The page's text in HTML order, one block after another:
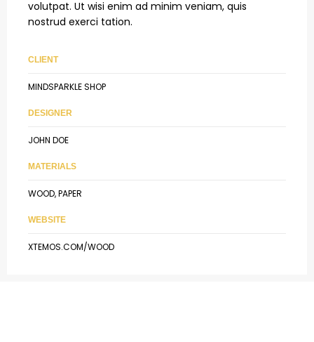
volutpat. Ut wisi enim ad minim veniam, quis
nostrud exerci tation.
CLIENT
MINDSPARKLE SHOP
DESIGNER
JOHN DOE
MATERIALS
WOOD, PAPER
WEBSITE
XTEMOS.COM/WOOD